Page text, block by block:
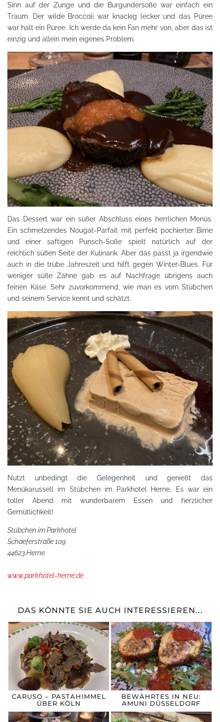
Sinn auf der Zunge und die Burgundersoße war einfach ein
Traum. Der wilde Broccoli war knackig lecker und das Püree
war halt ein Püree. Ich werde da kein Fan mehr von, aber das ist
einzig und allein mein eigenes Problem.
Das Dessert war ein süßer Abschluss eines herrlichen Menüs.
Ein schmelzendes Nougat-Parfait mit perfekt pochierter Birne
und einer saftigen Punsch-Soße spielt natürlich auf der
reichlich süßen Seite der Kulinarik. Aber das passt ja irgendwie
auch in die trübe Jahreszeit und hilft gegen Winter-Blues. Für
weniger süße Zähne gab es auf Nachfrage übrigens auch
feinen Käse. Sehr zuvorkommend, wie man es vom Stübchen
und seinem Service kennt und schätzt.
Nutzt unbedingt die Gelegenheit und genießt das
Menükarussell im Stübchen im Parkhotel Herne. Es war ein
toller Abend mit wunderbarem Essen und herzlicher
Gemütlichkeit!
Stübchen im Parkhotel
Schaeferstraße 109
44623 Herne
www.parkhotel-herne.de
DAS KÖNNTE SIE AUCH INTERESSIEREN...
CARUSO – PASTAHIMMEL
ÜBER KÖLN
BEWÄHRTES IN NEU:
AMUNI DÜSSELDORF